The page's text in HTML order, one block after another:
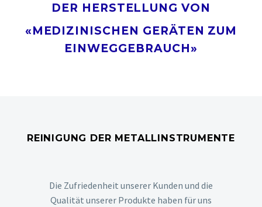
DER HERSTELLUNG VON
«MEDIZINISCHEN GERÄTEN ZUM
EINWEGGEBRAUCH»
REINIGUNG DER METALLINSTRUMENTE
Die Zufriedenheit unserer Kunden und die
Qualität unserer Produkte haben für uns